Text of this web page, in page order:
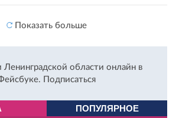
Показать больше
Ленинградской области онлайн в
Подписаться
ПОПУЛЯРНОЕ